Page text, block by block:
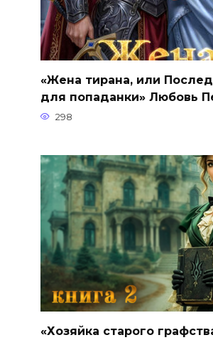
«Жена тирана, или
для попаданки» Любовь
298
«Хозяйка старого